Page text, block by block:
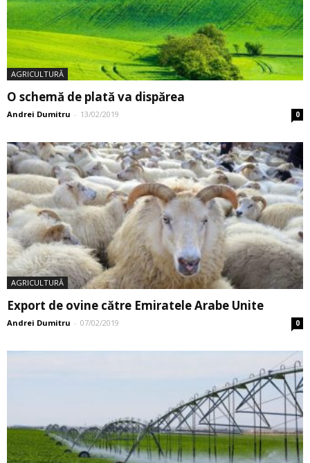
AGRICULTURĂ
O schemă de plată va dispărea
Andrei Dumitru - 13/02/2019 0
AGRICULTURĂ
Export de ovine către Emiratele Arabe Unite
Andrei Dumitru - 07/02/2019 0